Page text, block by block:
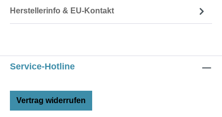
Herstellerinfo & EU-Kontakt
Service-Hotline
Vertrag widerrufen